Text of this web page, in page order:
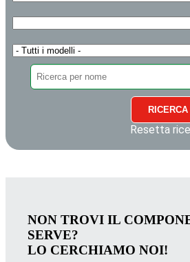
RICERCA
Resetta
NON TROVI IL
SERVE?
LO CERCHIAMO NOI!